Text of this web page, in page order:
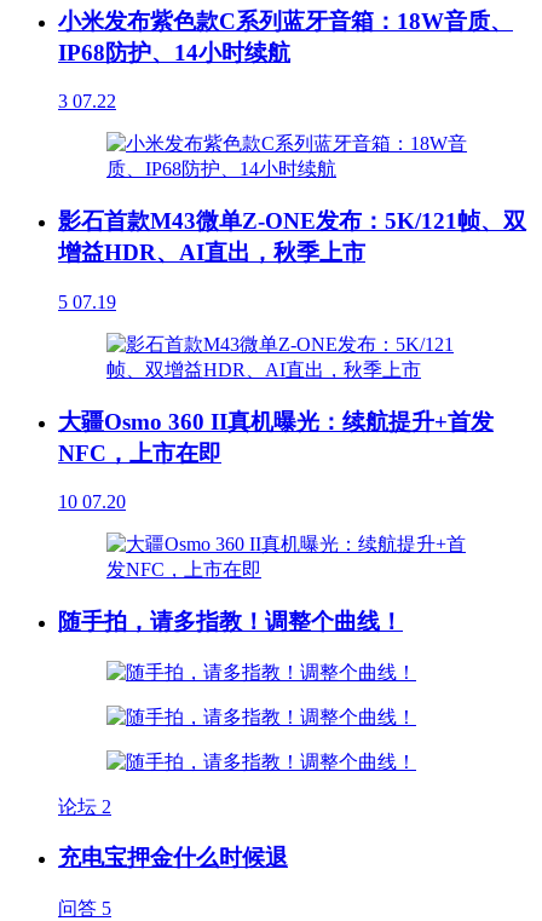
小米发布紫色款C系列蓝牙音箱：18W音质、
IP68防护、14小时续航
3 07.22
影石首款M43微单Z-ONE发布：5K/121帧、双
增益HDR、AI直出，秋季上市
5 07.19
大疆Osmo 360 II真机曝光：续航提升+首发
NFC，上市在即
10 07.20
随手拍，请多指教！调整个曲线！
论坛 2
充电宝押金什么时候退
问答 5